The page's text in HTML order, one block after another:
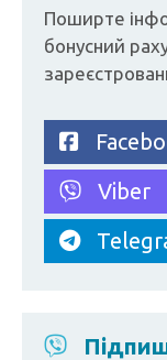
Поширте
бонусний
Viber